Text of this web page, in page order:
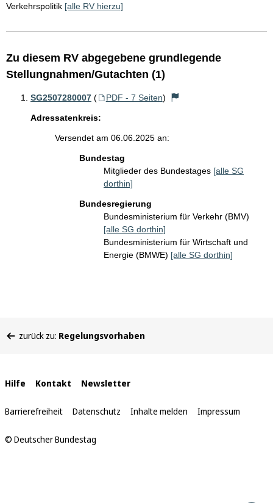
Verkehrspolitik [alle RV hierzu]
Zu diesem RV abgegebene grundlegende
Stellungnahmen/Gutachten (1)
SG2507280007 ( PDF - 7 Seiten)
Adressatenkreis:
Versendet am 06.06.2025 an:
Bundestag
Mitglieder des Bundestages [alle SG
dorthin]
Bundesregierung
Bundesministerium für Verkehr (BMV)
[alle SG dorthin]
Bundesministerium für Wirtschaft und
Energie (BMWE) [alle SG dorthin]
befinden
zurück zu: Regelungsvorhaben
Interne
Links
Hilfe Kontakt Newsletter
Barrierefreiheit Datenschutz Inhalte melden Impressum
© Deutscher Bundestag